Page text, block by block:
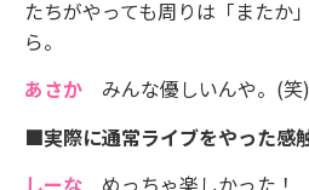
たちがやっても周りは「またか
ら。
あさか みんな優しいんや。(笑)
■実際に通常ライブをやった感